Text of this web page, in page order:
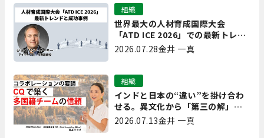
世界最大の人材育成国際大会
「ATD ICE 2026」での最新トレン
ドと成功事例｜「重要で実用的
な、日本にも合う」ホットトピッ
組織
2026.07.28金井 一真
インドと日本の“違い”を掛け合わ
せる。異文化から「第三の解」を
生み出す実践【現場を変えるCQ白
組織
2026.07.13金井 一真